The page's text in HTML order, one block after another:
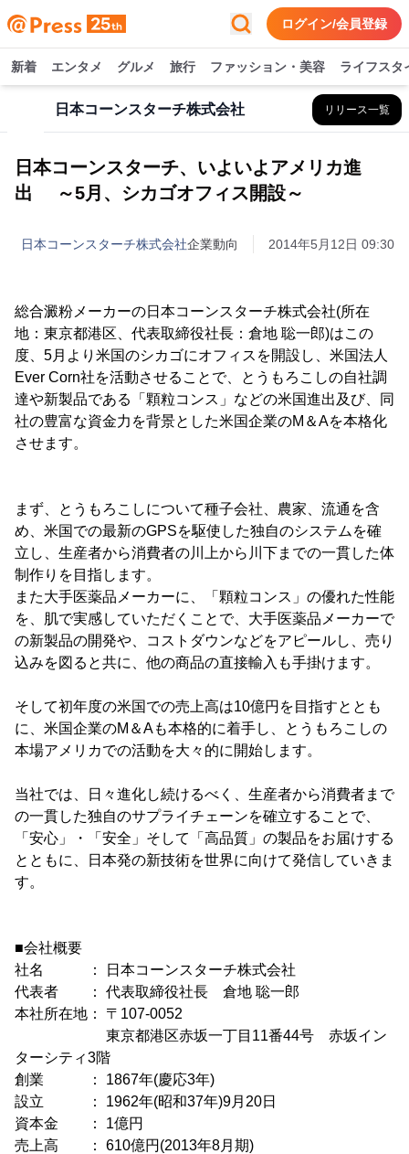
ログイン/会員登録
新着 エンタメ グルメ 旅行 ファッション・美容 ライフスタ
日本コーンスターチ株式会社 リリース一覧
日本コーンスターチ、いよいよアメリカ進
出 ～5月、シカゴオフィス開設～
日本コーンスターチ株式会社企業動向 2014年5月12日 09:30
総合澱粉メーカーの日本コーンスターチ株式会社(所在
地：東京都港区、代表取締役社長：倉地 聡一郎)はこの
度、5月より米国のシカゴにオフィスを開設し、米国法人
Ever Corn社を活動させることで、とうもろこしの自社調
達や新製品である「顆粒コンス」などの米国進出及び、同
社の豊富な資金力を背景とした米国企業のM＆Aを本格化
させます。
まず、とうもろこしについて種子会社、農家、流通を含
め、米国での最新のGPSを駆使した独自のシステムを確
立し、生産者から消費者の川上から川下までの一貫した体
制作りを目指します。
また大手医薬品メーカーに、「顆粒コンス」の優れた性能
を、肌で実感していただくことで、大手医薬品メーカーで
の新製品の開発や、コストダウンなどをアピールし、売り
込みを図ると共に、他の商品の直接輸入も手掛けます。
そして初年度の米国での売上高は10億円を目指すととも
に、米国企業のM＆Aも本格的に着手し、とうもろこしの
本場アメリカでの活動を大々的に開始します。
当社では、日々進化し続けるべく、生産者から消費者まで
の一貫した独自のサプライチェーンを確立することで、
「安心」・「安全」そして「高品質」の製品をお届けする
とともに、日本発の新技術を世界に向けて発信していきま
す。
■会社概要
社名 ： 日本コーンスターチ株式会社
代表者 ： 代表取締役社長 倉地 聡一郎
本社所在地： 〒107-0052
東京都港区赤坂一丁目11番44号 赤坂イン
ターシティ3階
創業 ： 1867年(慶応3年)
設立 ： 1962年(昭和37年)9月20日
資本金 ： 1億円
売上高 ： 610億円(2013年8月期)